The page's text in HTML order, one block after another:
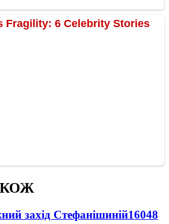
захід Стефанішиній16048